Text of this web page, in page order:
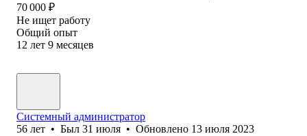
70 000 ₽
Не ищет работу
Общий опыт
12 лет 9 месяцев
Системный администратор
56 лет • Был 31 июля • Обновлено 13 июля 2023